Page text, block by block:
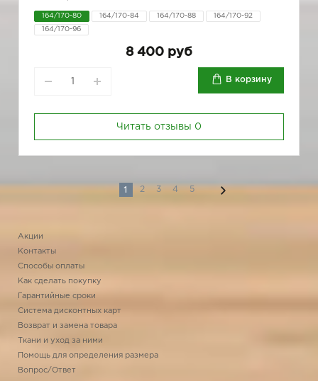
164/170-80 164/170-84 164/170-88 164/170-92
164/170-96
8 400 руб
В корзину
Читать отзывы 0
1 2 3 4 5
Акции
Контакты
Способы оплаты
Как сделать покупку
Гарантийные сроки
Система дисконтных карт
Возврат и замена товара
Ткани и уход за ними
Помощь для определения размера
Вопрос/Ответ